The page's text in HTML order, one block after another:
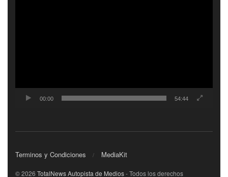
00:00 54:44
Terminos y Condiciones MediaKit
© 2026 TotalNews Autopista de Medios- Todos los derechos